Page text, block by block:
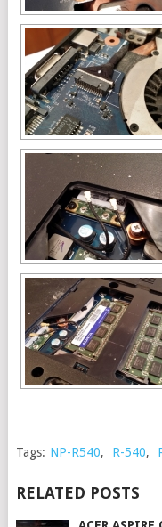
Tags: NP-R540, R-540,
RELATED POSTS